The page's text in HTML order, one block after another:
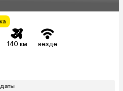
140 км везде